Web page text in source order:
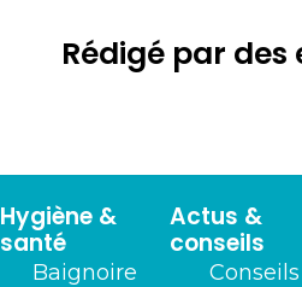
Rédigé par des
Hygiène &
santé
Baignoire
Actus &
conseils
Conseils